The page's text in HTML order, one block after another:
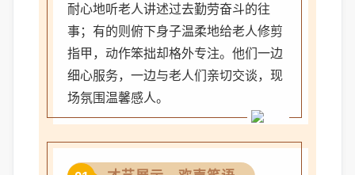
耐心地听老人讲述过去勤劳奋斗的往
事；有的则俯下身子温柔地给老人修剪
指甲，动作笨拙却格外专注。他们一边
细心服务，一边与老人们亲切交谈，现
场氛围温馨感人。